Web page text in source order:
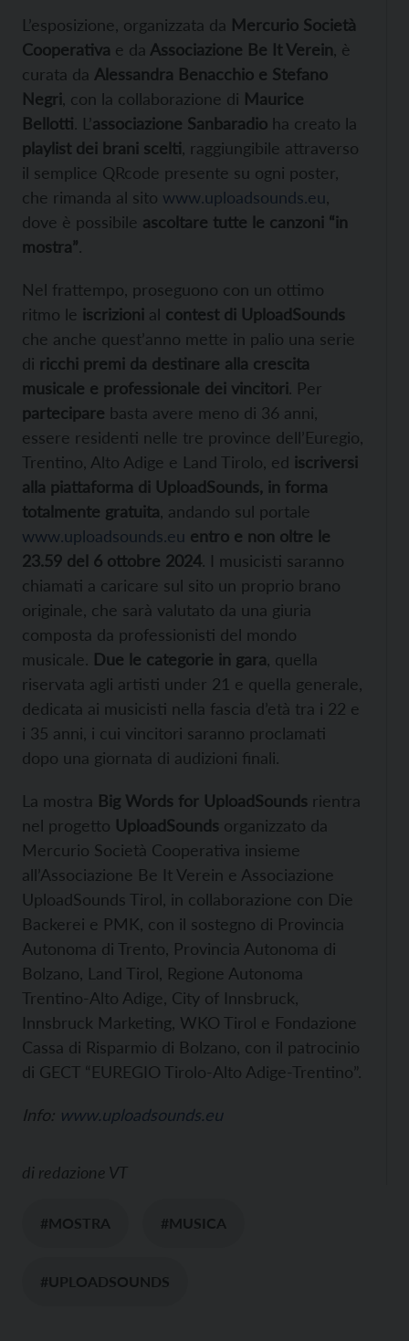
L’esposizione, organizzata da Mercurio Società
Cooperativa e da Associazione Be It Verein , è
curata da Alessandra Benacchio e Stefano
Negri , con la collaborazione di Maurice
Bellotti. L’associazione Sanbaradio ha creato la
playlist dei brani scelti , raggiungibile attraverso
il semplice QRcode presente su ogni poster,
che rimanda al sito www.uploadsounds.eu
dove è possibile ascoltare tutte le canzoni “in
mostra”.
Nel frattempo, proseguono con un ottimo
ritmo le iscrizioni al contest di UploadSounds
che anche quest’anno mette in palio una serie
di ricchi premi da destinare alla crescita
musicale e professionale dei vincitori. Per
partecipare basta avere meno di 36 anni,
essere residenti nelle tre province dell’Euregio,
Trentino, Alto Adige e Land Tirolo, ed iscriversi
alla piattaforma di UploadSounds, in forma
totalmente gratuita , andando sul portale
www.uploadsounds.eu entro e non oltre le
23.59 del 6 ottobre 2024. I musicisti saranno
chiamati a caricare sul sito un proprio brano
originale, che sarà valutato da una giuria
composta da professionisti del mondo
musicale. Due le categorie in gara , quella
riservata agli artisti under 21 e quella generale,
dedicata ai musicisti nella fascia d’età tra i 22 e
i 35 anni, i cui vincitori saranno proclamati
dopo una giornata di audizioni finali.
La mostra Big Words for UploadSounds rientra
nel progetto UploadSounds organizzato da
Mercurio Società Cooperativa insieme
all’Associazione Be It Verein e Associazione
UploadSounds Tirol, in collaborazione con Die
Backerei e PMK, con il sostegno di Provincia
Autonoma di Trento, Provincia Autonoma di
Bolzano, Land Tirol, Regione Autonoma
Trentino-Alto Adige, City of Innsbruck,
Innsbruck Marketing, WKO Tirol e Fondazione
Cassa di Risparmio di Bolzano, con il patrocinio
di GECT “EUREGIO Tirolo-Alto Adige-Trentino”.
Info: www.uploadsounds.eu
di redazione VT
#MOSTRA #MUSICA
#UPLOADSOUNDS